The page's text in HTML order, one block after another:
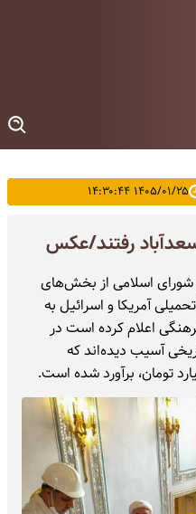
۱۴۰۵/۰۱/۲۵ ۱۴:۳۰:۴۴
رفتند/عکس
اسلامی از بخش‌های
آمریکا و اسرائیل به
اعلام کرده است در
حدود ۱۴۰ اثر تاریخی آسیب دیده‌اند که